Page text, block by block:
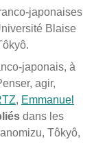
japonaises
Blaise
japonais, à
agir,
, Emmanuel
dans les
Tôkyô,